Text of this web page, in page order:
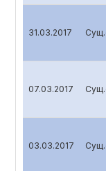
31.03.2017
07.03.2017
03.03.2017